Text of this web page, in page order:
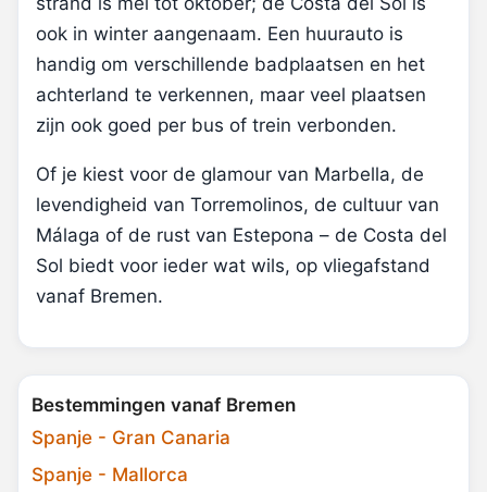
ook in winter aangenaam. Een huurauto is
handig om verschillende badplaatsen en het
achterland te verkennen, maar veel plaatsen
zijn ook goed per bus of trein verbonden.
Of je kiest voor de glamour van Marbella, de
levendigheid van Torremolinos, de cultuur van
Málaga of de rust van Estepona – de Costa del
Sol biedt voor ieder wat wils, op vliegafstand
vanaf Bremen.
Bestemmingen vanaf Bremen
Spanje - Gran Canaria
Spanje - Mallorca